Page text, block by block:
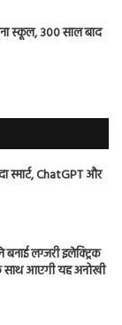
स्कूल, 300 साल बाद
स्मार्ट, ChatGPT और
लग्जरी इलेक्ट्रिक
साथ आएगी यह अनोखी